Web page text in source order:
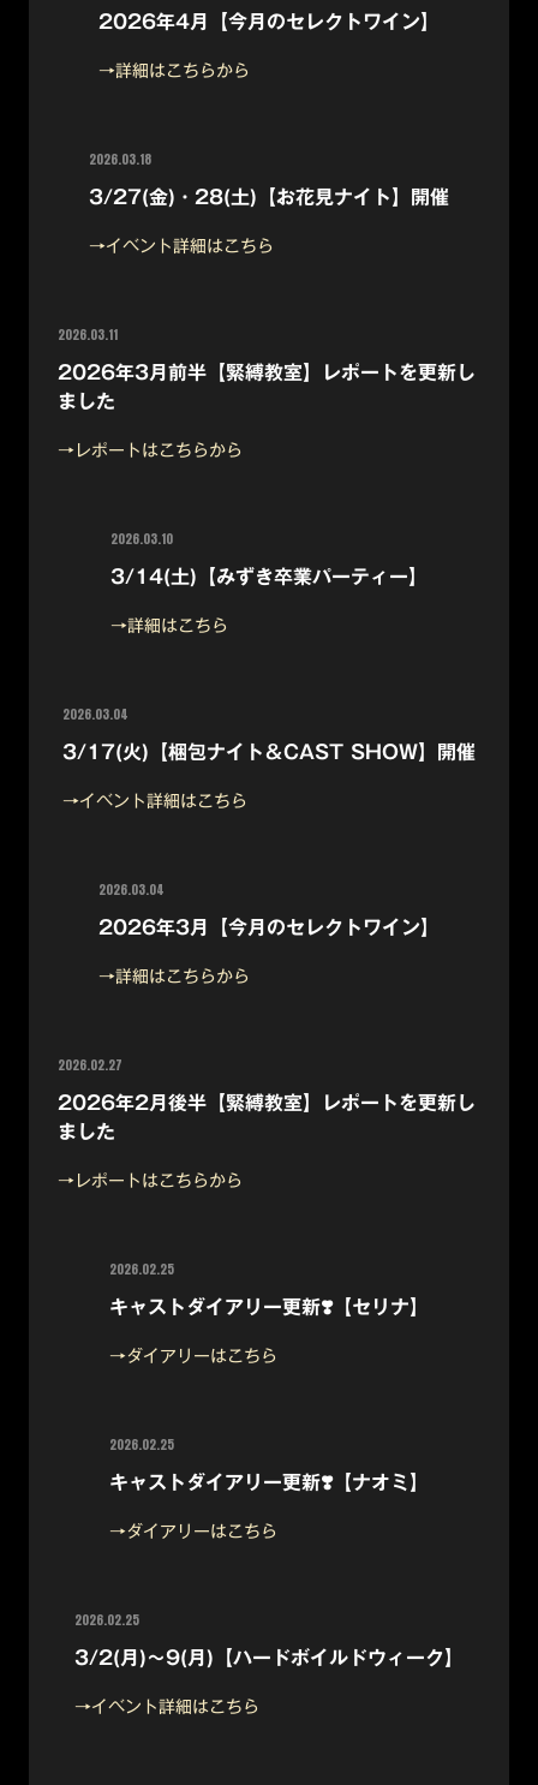
2026年4月【今月のセレクトワイン】
→詳細はこちらから
2026.03.18
3/27(金)・28(土)【お花見ナイト】開催
→イベント詳細はこちら
2026.03.11
2026年3月前半【緊縛教室】レポートを更新し
ました
→レポートはこちらから
2026.03.10
3/14(土)【みずき卒業パーティー】
→詳細はこちら
2026.03.04
3/17(火)【梱包ナイト＆CAST SHOW】開催
→イベント詳細はこちら
2026.03.04
2026年3月【今月のセレクトワイン】
→詳細はこちらから
2026.02.27
2026年2月後半【緊縛教室】レポートを更新し
ました
→レポートはこちらから
2026.02.25
キャストダイアリー更新❣️【セリナ】
→ダイアリーはこちら
2026.02.25
キャストダイアリー更新❣️【ナオミ】
→ダイアリーはこちら
2026.02.25
3/2(月)～9(月)【ハードボイルドウィーク】
→イベント詳細はこちら